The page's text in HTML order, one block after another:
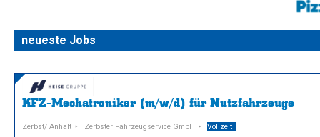
neueste Jobs
KFZ-Mechatroniker (m/w/d) für Nutzfahrzeuge
Zerbst/ Anhalt Zerbster Fahrzeugservice GmbH Vollzeit